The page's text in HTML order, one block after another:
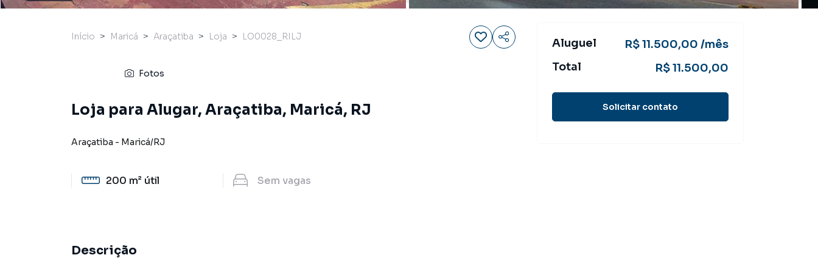
Início Maricá Araçatiba Loja LO0028_RILJ
Fotos
Loja para Alugar, Araçatiba, Maricá, RJ
Araçatiba - Maricá/RJ
200 m² útil Sem vagas
Descrição
Aluguel
R$ 11.500,00 /mês
Total
R$ 11.500,00
Solicitar contato